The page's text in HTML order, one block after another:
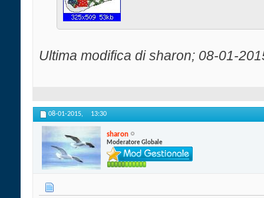
Ultima modifica di sharon; 08-01-
08-01-2015, 13:30
sharon
Moderatore Globale